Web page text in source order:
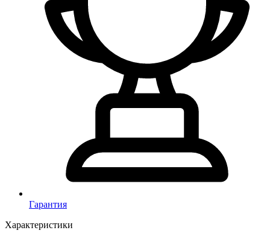
Гарантия
Характеристики